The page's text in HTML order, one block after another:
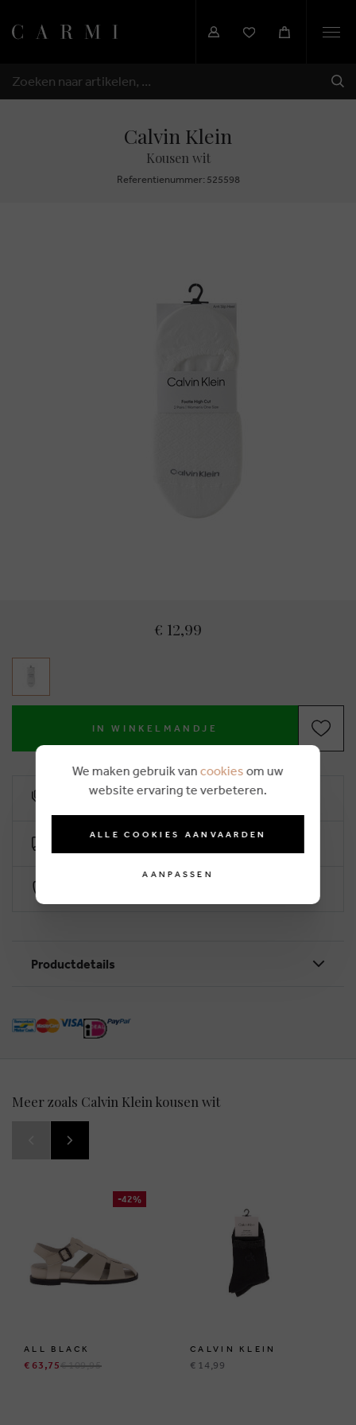
ZOEKEN
Calvin Klein
Kousen wit
Referentienummer: 525598
€ 12,99
IN WINKELMANDJE
10% klantenkorting
Productdetails
Meer zoals Calvin Klein kousen wit
-42%
ALL BLACK
€ 63,75€ 109,95
CALVIN KLEIN
€ 14,99
We maken gebruik van cookies om uw
website ervaring te verbeteren.
ALLE COOKIES AANVAARDEN
AANPASSEN